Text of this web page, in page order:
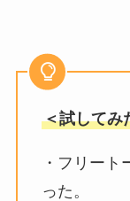
＜試してみ
・フリート
った。